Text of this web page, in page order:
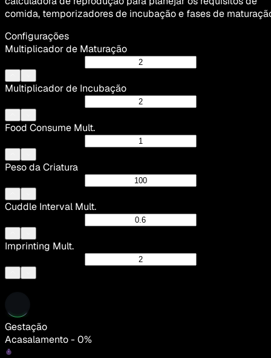
comida, temporizadores de incubação e fases de
Configurações
Multiplicador de Maturação
Multiplicador de Incubação
Food Consume Mult.
Peso da Criatura
Cuddle Interval Mult.
Imprinting Mult.
Gestação
Acasalamento - 0%